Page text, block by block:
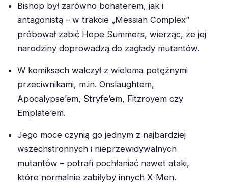
Bishop był zarówno bohaterem, jak i
antagonistą – w trakcie „Messiah Complex”
próbował zabić Hope Summers, wierząc, że jej
narodziny doprowadzą do zagłady mutantów.
W komiksach walczył z wieloma potężnymi
przeciwnikami, m.in. Onslaughtem,
Apocalypse’em, Stryfe’em, Fitzroyem czy
Emplate’em.
Jego moce czynią go jednym z najbardziej
wszechstronnych i nieprzewidywalnych
mutantów – potrafi pochłaniać nawet ataki,
które normalnie zabiłyby innych X-Men.